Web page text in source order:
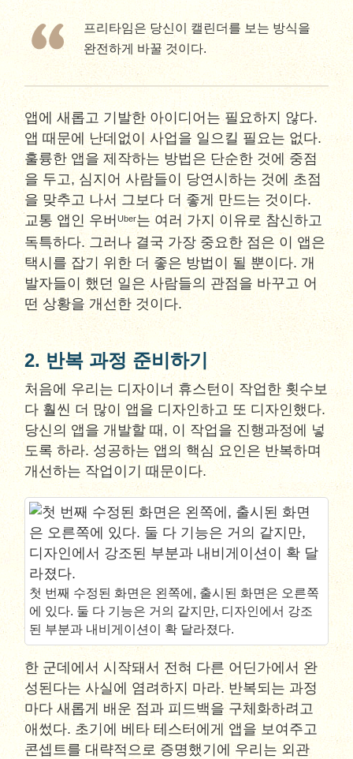
프리타임은 당신이 캘린더를 보는 방식을
완전하게 바꿀 것이다.
앱에 새롭고 기발한 아이디어는 필요하지 않다.
앱 때문에 난데없이 사업을 일으킬 필요는 없다.
훌륭한 앱을 제작하는 방법은 단순한 것에 중점
을 두고, 심지어 사람들이 당연시하는 것에 초점
을 맞추고 나서 그보다 더 좋게 만드는 것이다.
교통 앱인 우버Uber는 여러 가지 이유로 참신하고
독특하다. 그러나 결국 가장 중요한 점은 이 앱은
택시를 잡기 위한 더 좋은 방법이 될 뿐이다. 개
발자들이 했던 일은 사람들의 관점을 바꾸고 어
떤 상황을 개선한 것이다.
2. 반복 과정 준비하기
처음에 우리는 디자이너 휴스턴이 작업한 횟수보
다 훨씬 더 많이 앱을 디자인하고 또 디자인했다.
당신의 앱을 개발할 때, 이 작업을 진행과정에 넣
도록 하라. 성공하는 앱의 핵심 요인은 반복하며
개선하는 작업이기 때문이다.
첫 번째 수정된 화면은 왼쪽에, 출시된 화면은 오른쪽
에 있다. 둘 다 기능은 거의 같지만, 디자인에서 강조
된 부분과 내비게이션이 확 달라졌다.
한 군데에서 시작돼서 전혀 다른 어딘가에서 완
성된다는 사실에 염려하지 마라. 반복되는 과정
마다 새롭게 배운 점과 피드백을 구체화하려고
애썼다. 초기에 베타 테스터에게 앱을 보여주고
콘셉트를 대략적으로 증명했기에 우리는 외관